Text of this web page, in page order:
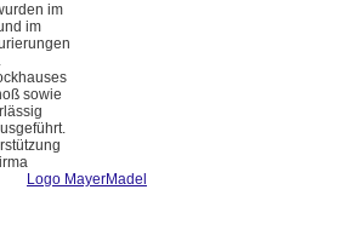
im
im
sowie